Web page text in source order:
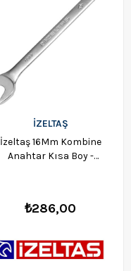
İZELTAŞ
İzeltaş 16Mm Kombine
Anahtar Kısa Boy -
₺286,00